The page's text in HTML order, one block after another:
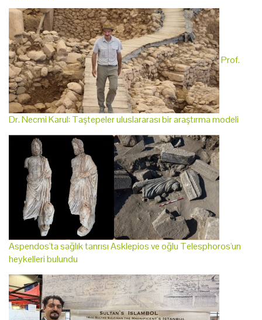
Prof.
Dr. Necmi Karul: Taştepeler uluslararası bir araştırma modeli
Aspendos'ta sağlık tanrısı Asklepios ve oğlu Telesphoros'un
heykelleri bulundu